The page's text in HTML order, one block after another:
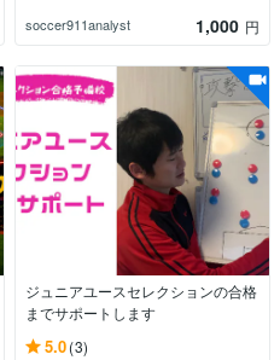
soccer911analyst 1,000 円
ジュニアユースセレクションの合格
までサポートします
5.0(3)